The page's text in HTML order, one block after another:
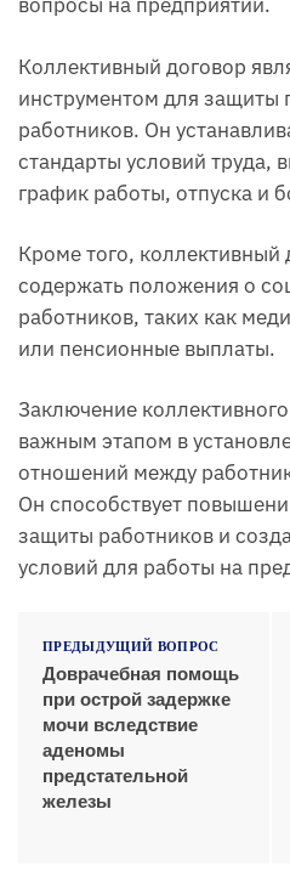
вопросы на предприятии.
Коллективный договор
инструментом для защиты
работников. Он
стандарты условий труда,
график работы, отпуска и
Кроме того, коллективный
содержать положения о
работников, таких как
или пенсионные выплаты.
Заключение
важным этапом в
отношений между
Он способствует
защиты работников и
условий для работы на
ПРЕДЫДУЩИЙ ВОПРОС
Доврачебная помощь
при острой задержке
мочи вследствие
аденомы
предстательной
железы